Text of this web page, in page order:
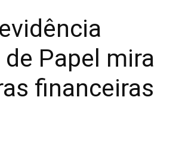
Papel mira
financeiras